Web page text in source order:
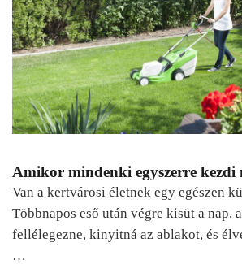
Amikor mindenki egyszerre
Van a kertvárosi életnek egy egészen
Többnapos eső után végre kisüt a nap,
fellélegezne, kinyitná az ablakot, és
…